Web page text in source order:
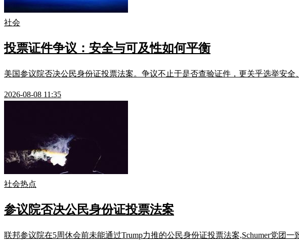
社会
投票证件争议：安全与可及性如何平衡
美国参议院否决公民身份证投票法案。争议不止于是否查验证件，更关乎选举安全
2026-08-08 11:35
社会热点
参议院否决公民身份证投票法案
联邦参议院在5周休会前未能通过Trump力推的公民身份证投票法案,Schumer党团